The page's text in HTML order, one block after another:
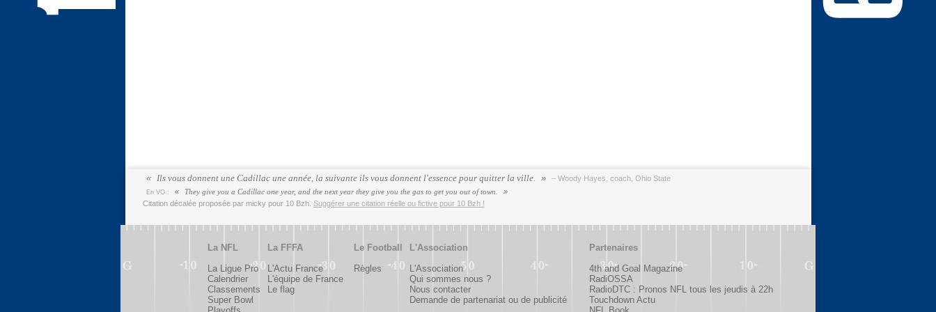
Ils vous donnent une Cadillac une année, la suivante ils vous donnent l'essence pour quitter la ville. – Woody Hayes, coach, Ohio State
En VO :
They give you a Cadillac one year, and the next year they give you the gas to get you out of town.
Citation décalée proposée par micky pour 10 Bzh. Suggérer une citation réelle ou fictive pour 10 Bzh !
La NFL
La Ligue Pro
Calendrier
Classements
Super Bowl
La FFFA
L'Actu France
L'équipe de France
Le flag
Le Football
Règles
L'Association
L'Association
Qui sommes nous ?
Nous contacter
Demande de partenariat ou de publicité
Partenaires
4th and Goal Magazine
RadiOSSA
RadioDTC : Pronos NFL tous les jeudis à 22h
Touchdown Actu